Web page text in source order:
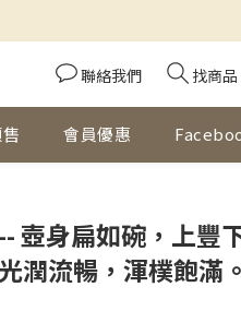
聯絡我們 找商品
會員優惠
壺身扁如碗，上豐
潤流暢，渾樸飽滿。